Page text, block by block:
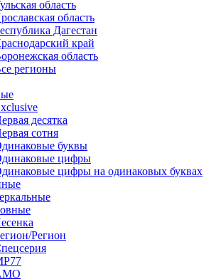
область
область
Дагестан
край
область
регионы
десятка
сотня
буквы
цифры
цифры на одинаковых буквах
Регион